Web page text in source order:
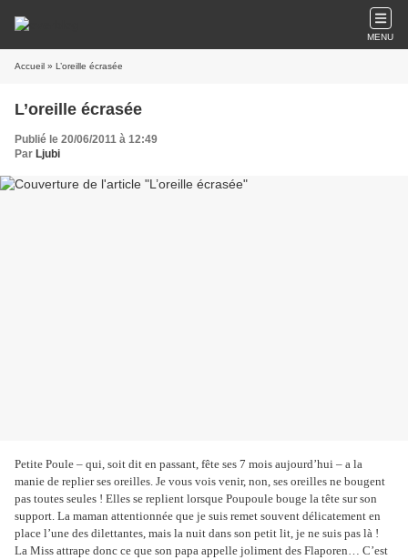
MENU
Accueil » L’oreille écrasée
L’oreille écrasée
Publié le 20/06/2011 à 12:49
Par Ljubi
Petite Poule – qui, soit dit en passant, fête ses 7 mois aujourd’hui – a la
manie de replier ses oreilles. Je vous vois venir, non, ses oreilles ne bougent
pas toutes seules ! Elles se replient lorsque Poupoule bouge la tête sur son
support. La maman attentionnée que je suis remet souvent délicatement en
place l’une des dilettantes, mais la nuit dans son petit lit, je ne suis pas là !
La Miss attrape donc ce que son papa appelle joliment des Flaporen… C’est